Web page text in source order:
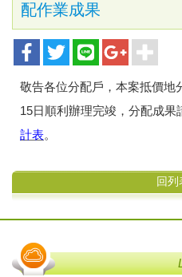
配作業成果
敬告各位分配戶，本案抵價地
15日順利辦理完竣，分配成果
計表。
回列